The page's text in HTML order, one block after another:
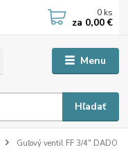
Menu
Hľadať
0 ks
za 0,00 €
Guľový ventil FF 3/4" DADO